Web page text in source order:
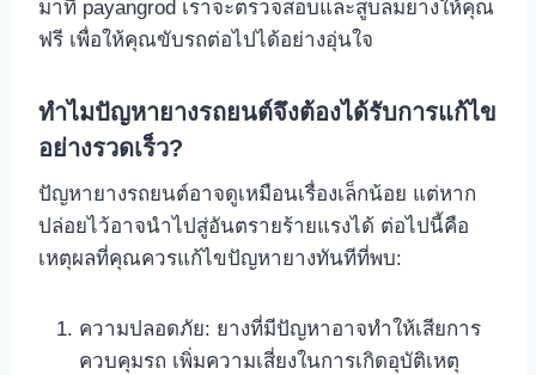
มาที่ payangrod เราจะตรวจสอบและสูบลมยางให้คุณ
ฟรี เพื่อให้คุณขับรถต่อไปได้อย่างอุ่นใจ
ทำไมปัญหายางรถยนต์จึงต้องได้รับการแก้ไข
อย่างรวดเร็ว?
ปัญหายางรถยนต์อาจดูเหมือนเรื่องเล็กน้อย แต่หาก
ปล่อยไว้อาจนำไปสู่อันตรายร้ายแรงได้ ต่อไปนี้คือ
เหตุผลที่คุณควรแก้ไขปัญหายางทันทีที่พบ:
ความปลอดภัย: ยางที่มีปัญหาอาจทำให้เสียการ
ควบคุมรถ เพิ่มความเสี่ยงในการเกิดอุบัติเหตุ